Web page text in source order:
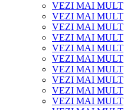
VEZI MAI MULT
VEZI MAI MULT
VEZI MAI MULT
VEZI MAI MULT
VEZI MAI MULT
VEZI MAI MULT
VEZI MAI MULT
VEZI MAI MULT
VEZI MAI MULT
VEZI MAI MULT